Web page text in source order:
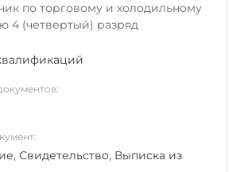
по торговому и холодильному
4 (четвертый) разряд
Свидетельство, Выписка из